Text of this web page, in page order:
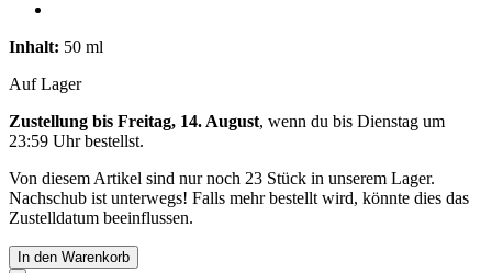
Inhalt: 50 ml
Auf Lager
Zustellung bis Freitag, 14. August, wenn du bis Dienstag um
23:59 Uhrbestellst.
Von diesem Artikel sind nur noch 23 Stück in unserem Lager.
Nachschub ist unterwegs! Falls mehr bestellt wird, könnte dies das
Zustelldatum beeinflussen.
In den Warenkorb